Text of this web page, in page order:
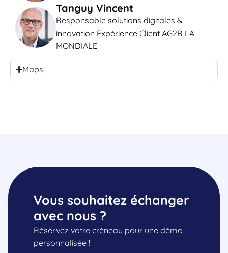
Tanguy Vincent
Responsable solutions digitales &
innovation Expérience Client AG2R LA
MONDIALE
Maps
Vous souhaitez échanger
avec nous ?
Réservez votre créneau pour une démo
personnalisée !